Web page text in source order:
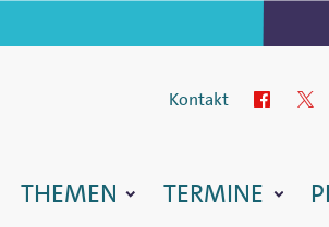
Kontakt Facebook
THEMEN TERMINE